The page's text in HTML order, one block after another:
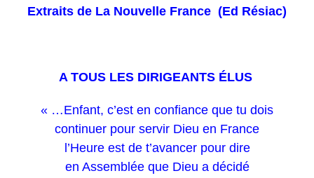
Extraits de La Nouvelle France (Ed Résiac)
A TOUS LES DIRIGEANTS ÉLUS
« …Enfant, c’est en confiance que tu dois
continuer pour servir Dieu en France
l’Heure est de t’avancer pour dire
en Assemblée que Dieu a décidé